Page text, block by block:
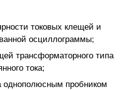
токовых клещей и
осциллограммы;
трансформаторного типа
тока;
однополюсным пробником